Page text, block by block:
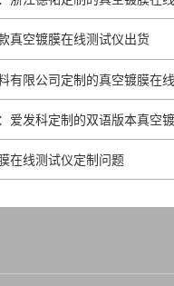
真空镀膜在线测试仪出货
有限公司定制的真空镀膜在
爱发科定制的双语版本真空
在线测试仪定制问题